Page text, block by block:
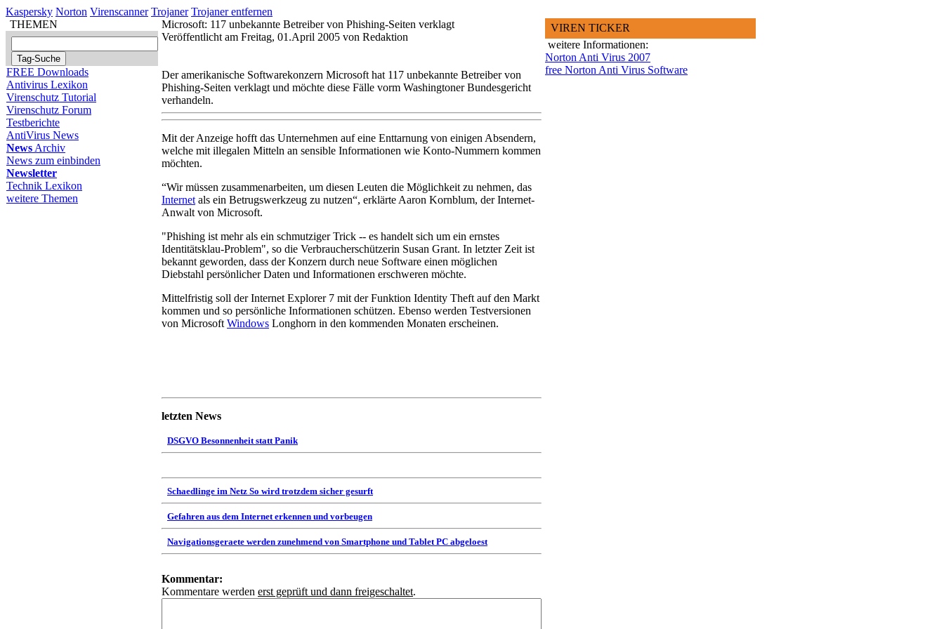
Kaspersky Norton Virenscanner Trojaner Trojaner entfernen
THEMEN
FREE Downloads
Antivirus Lexikon
Virenschutz Tutorial
Virenschutz Forum
Testberichte
AntiVirus News
News Archiv
News zum einbinden
Newsletter
Technik Lexikon
weitere Themen
Microsoft: 117 unbekannte Betreiber von Phishing-Seiten verklagt
Veröffentlicht am Freitag, 01.April 2005 von Redaktion
Der amerikanische Softwarekonzern Microsoft hat 117 unbekannte Betreiber von
Phishing-Seiten verklagt und möchte diese Fälle vorm Washingtoner Bundesgericht
verhandeln.
Mit der Anzeige hofft das Unternehmen auf eine Enttarnung von einigen Absendern,
welche mit illegalen Mitteln an sensible Informationen wie Konto-Nummern kommen
möchten.
“Wir müssen zusammenarbeiten, um diesen Leuten die Möglichkeit zu nehmen, das
Internet als ein Betrugswerkzeug zu nutzen“, erklärte Aaron Kornblum, der Internet-
Anwalt von Microsoft.
"Phishing ist mehr als ein schmutziger Trick -- es handelt sich um ein ernstes
Identitätsklau-Problem", so die Verbraucherschützerin Susan Grant. In letzter Zeit ist
bekannt geworden, dass der Konzern durch neue Software einen möglichen
Diebstahl persönlicher Daten und Informationen erschweren möchte.
Mittelfristig soll der Internet Explorer 7 mit der Funktion Identity Theft auf den Markt
kommen und so persönliche Informationen schützen. Ebenso werden Testversionen
von Microsoft Windows Longhorn in den kommenden Monaten erscheinen.
letzten News
DSGVO Besonnenheit statt Panik
Schaedlinge im Netz So wird trotzdem sicher gesurft
Gefahren aus dem Internet erkennen und vorbeugen
Navigationsgeraete werden zunehmend von Smartphone und Tablet PC abgeloest
Kommentar:
Kommentare werden erst geprüft und dann freigeschaltet.
VIREN TICKER
weitere Informationen:
Norton Anti Virus 2007
free Norton Anti Virus Software